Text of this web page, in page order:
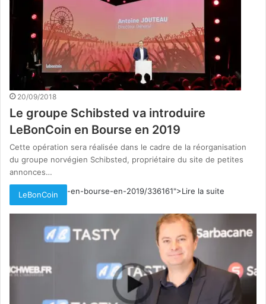
20/09/2018
Le groupe Schibsted va introduire
LeBonCoin en Bourse en 2019
Cette opération sera réalisée dans le cadre de la réorganisation
du groupe norvégien Schibsted, propriétaire du site de petites
annonces…
LeBonCoin -en-bourse-en-2019/336161">Lire la suite